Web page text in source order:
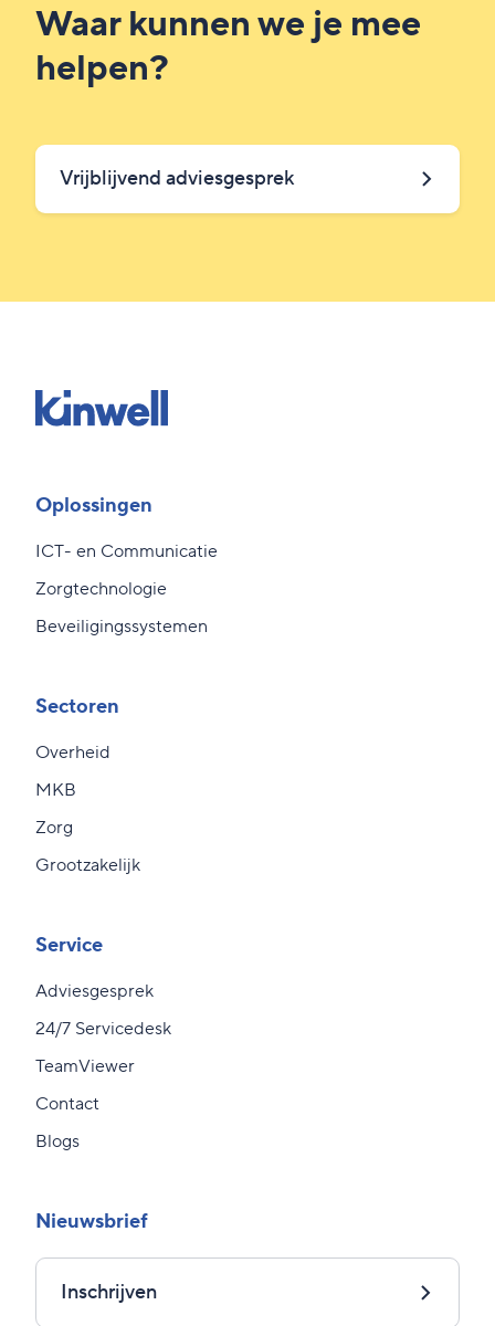
Waar kunnen we je mee
helpen?
Vrijblijvend adviesgesprek
Oplossingen
ICT- en Communicatie
Zorgtechnologie
Beveiligingssystemen
Sectoren
Overheid
MKB
Zorg
Grootzakelijk
Service
Adviesgesprek
24/7 Servicedesk
TeamViewer
Contact
Blogs
Nieuwsbrief
Inschrijven